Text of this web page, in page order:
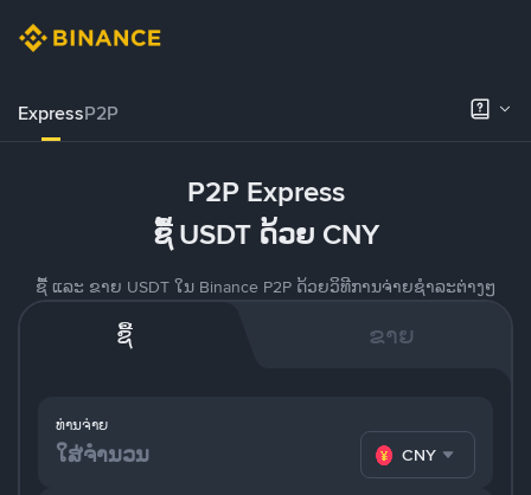
ExpressP2P
P2P Express
ຊື້ USDT ດ້ວຍ CNY
ຊື້ ແລະ ຂາຍ USDT ໃນ Binance P2P ດ້ວຍວິທີການຈ່າຍຊຳລະຕ່າງໆ
ຊື້ ຂາຍ
ທ່ານຈ່າຍ
CNY